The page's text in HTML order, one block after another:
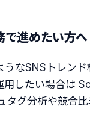
で進めたい方へ
うなSNSトレン
用したい場合は
タグ分析や競合